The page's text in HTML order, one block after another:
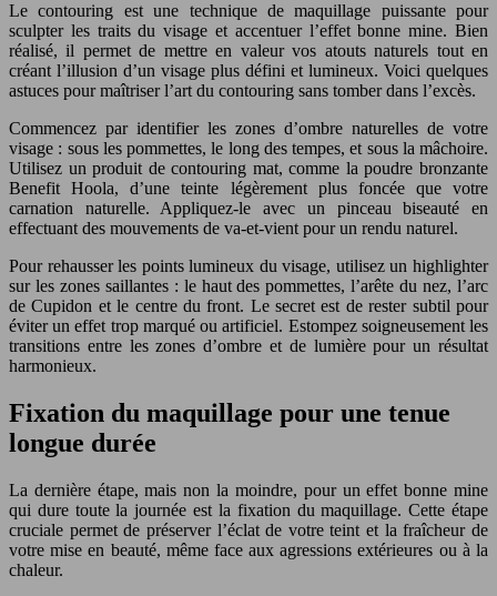
Le contouring est une technique de maquillage puissante pour
sculpter les traits du visage et accentuer l’effet bonne mine. Bien
réalisé, il permet de mettre en valeur vos atouts naturels tout en
créant l’illusion d’un visage plus défini et lumineux. Voici quelques
astuces pour maîtriser l’art du contouring sans tomber dans l’excès.
Commencez par identifier les zones d’ombre naturelles de votre
visage : sous les pommettes, le long des tempes, et sous la mâchoire.
Utilisez un produit de contouring mat, comme la poudre bronzante
Benefit Hoola, d’une teinte légèrement plus foncée que votre
carnation naturelle. Appliquez-le avec un pinceau biseauté en
effectuant des mouvements de va-et-vient pour un rendu naturel.
Pour rehausser les points lumineux du visage, utilisez un highlighter
sur les zones saillantes : le haut des pommettes, l’arête du nez, l’arc
de Cupidon et le centre du front. Le secret est de rester subtil pour
éviter un effet trop marqué ou artificiel. Estompez soigneusement les
transitions entre les zones d’ombre et de lumière pour un résultat
harmonieux.
Fixation du maquillage pour une tenue
longue durée
La dernière étape, mais non la moindre, pour un effet bonne mine
qui dure toute la journée est la fixation du maquillage. Cette étape
cruciale permet de préserver l’éclat de votre teint et la fraîcheur de
votre mise en beauté, même face aux agressions extérieures ou à la
chaleur.